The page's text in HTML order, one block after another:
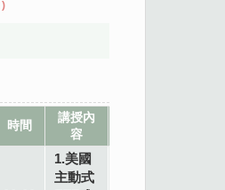
)
時間
講授內
容
1.美國
主動式